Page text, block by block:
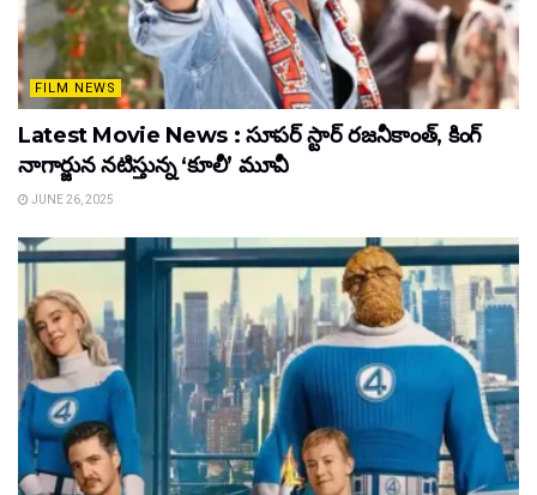
FILM NEWS
Latest Movie News : సూపర్ స్టార్ రజనీకాంత్, కింగ్
నాగార్జున నటిస్తున్న ‘కూలీ’ మూవీ
JUNE 26, 2025